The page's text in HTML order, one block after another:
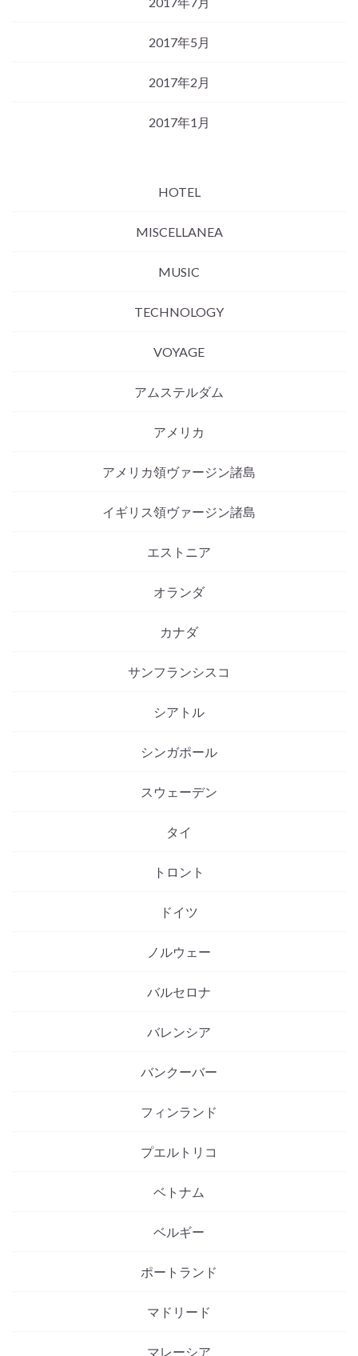
2017年5月
2017年2月
2017年1月
HOTEL
MISCELLANEA
MUSIC
TECHNOLOGY
VOYAGE
アムステルダム
アメリカ
アメリカ領ヴァージン諸島
イギリス領ヴァージン諸島
エストニア
オランダ
カナダ
サンフランシスコ
シアトル
シンガポール
スウェーデン
タイ
トロント
ドイツ
ノルウェー
バルセロナ
バレンシア
バンクーバー
フィンランド
プエルトリコ
ベトナム
ベルギー
ポートランド
マドリード
マレーシア